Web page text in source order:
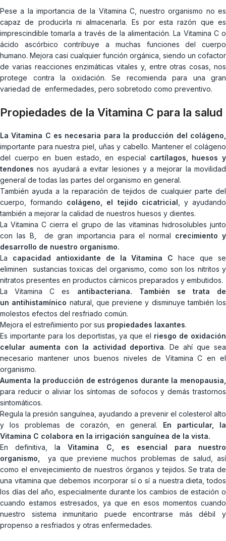
Pese a la importancia de la Vitamina C, nuestro organismo no es
capaz de producirla ni almacenarla. Es por esta razón que es
imprescindible tomarla a través de la alimentación. La Vitamina C o
ácido ascórbico contribuye a muchas funciones del cuerpo
humano. Mejora casi cualquier función orgánica, siendo un cofactor
de varias reacciones enzimáticas vitales y, entre otras cosas, nos
protege contra la oxidación. Se recomienda para una gran
variedad de enfermedades, pero sobretodo como preventivo.
Propiedades de la Vitamina C para la salud
La Vitamina C es necesaria para la producción del colágeno,
importante para nuestra piel, uñas y cabello. Mantener el colágeno
del cuerpo en buen estado, en especial cartílagos, huesos y
tendones nos ayudará a evitar lesiones y a mejorar la movilidad
general de todas las partes del organismo en general.
También ayuda a la reparación de tejidos de cualquier parte del
cuerpo, formando colágeno, el tejido cicatricial , y ayudando
también a mejorar la calidad de nuestros huesos y dientes.
La Vitamina C cierra el grupo de las vitaminas hidrosolubles junto
con las B, de gran importancia para el normal crecimiento y
desarrollo de nuestro organismo.
La capacidad antioxidante de la Vitamina C hace que se
eliminen sustancias toxicas del organismo, como son los nitritos y
nitratos presentes en productos cárnicos preparados y embutidos.
La Vitamina C es antibacteriana. También se trata de
un antihistamínico natural, que previene y disminuye también los
molestos efectos del resfriado común.
Mejora el estreñimiento por sus propiedades laxantes.
Es importante para los deportistas, ya que el riesgo de oxidación
celular aumenta con la actividad deportiva. De ahí que sea
necesario mantener unos buenos niveles de Vitamina C en el
organismo.
Aumenta la producción de estrógenos durante la menopausia,
para reducir o aliviar los síntomas de sofocos y demás trastornos
sintomáticos.
Regula la presión sanguínea, ayudando a prevenir el colesterol alto
y los problemas de corazón, en general. En particular, la
Vitamina C colabora en la irrigación sanguínea de la vista.
En definitiva, la Vitamina C, es esencial para nuestro
organismo,
ya que previene muchos problemas de salud, así
como el envejecimiento de nuestros órganos y tejidos. Se trata de
una vitamina que debemos incorporar sí o sí a nuestra dieta, todos
los días del año, especialmente durante los cambios de estación o
cuando estamos estresados, ya que en esos momentos cuando
nuestro sistema inmunitario puede encontrarse más débil y
propenso a resfriados y otras enfermedades.